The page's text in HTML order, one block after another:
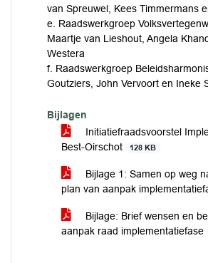
van Spreuwel, Kees Timmermans
e. Raadswerkgroep
Maartje van Lieshout, Angela
Westera
f. Raadswerkgroep
Goutziers, John Vervoort en Ineke
Bijlagen
Initiatiefraadsvoorstel
Best-Oirschot
128 KB
Bijlage 1: Samen op weg
plan van aanpak
Bijlage: Brief wensen en
aanpak raad implementatiefase